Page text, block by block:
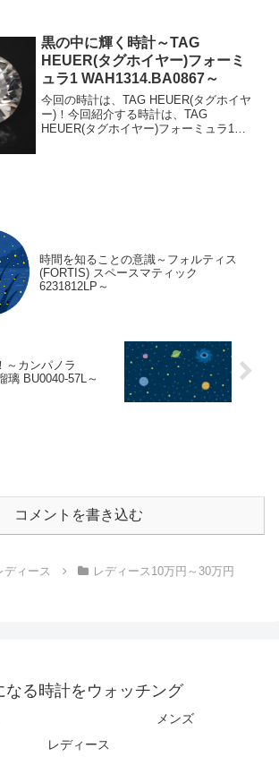
黒の中に輝く時計～TAG
HEUER(タグホイヤー)フォーミ
ュラ1 WAH1314.BA0867～
今回の時計は、TAG HEUER(タグホイヤ
ー)！今回紹介する時計は、TAG
HEUER(タグホイヤー)フォーミュラ1
時間を知ることの意識～フォルティス
(FORTIS) スペースマティック
6231812LP～
～カンパノラ
璃 BU0040-57L～
コメントを書き込む
ディース レディース10万円～30万円
なる時計をウォッチング
メンズ
レディース